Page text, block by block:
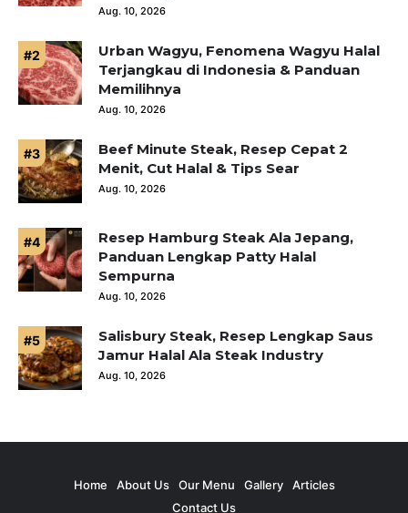
Aug. 10, 2026
Urban Wagyu, Fenomena Wagyu Halal
Terjangkau di Indonesia & Panduan
Memilihnya
Aug. 10, 2026
Beef Minute Steak, Resep Cepat 2
Menit, Cut Halal & Tips Sear
Aug. 10, 2026
Resep Hamburg Steak Ala Jepang,
Panduan Lengkap Patty Halal
Sempurna
Aug. 10, 2026
Salisbury Steak, Resep Lengkap Saus
Jamur Halal Ala Steak Industry
Aug. 10, 2026
Home About Us Our Menu Gallery
Articles
Contact Us